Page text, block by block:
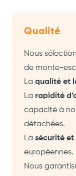
Qualité
Nous
de monte-
La qualité et
La rapidité
capacité à
détachées.
La sécurité
européennes.
Nous